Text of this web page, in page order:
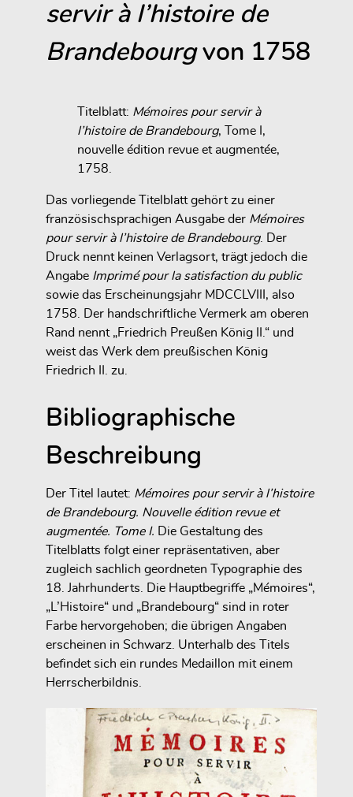
servir à l’histoire de
Brandebourgvon 1758
Titelblatt: Mémoires pour servir à
l’histoire de Brandebourg, Tome I,
nouvelle édition revue et augmentée,
1758.
Das vorliegende Titelblatt gehört zu einer
französischsprachigen Ausgabe der Mémoires
pour servir à l’histoire de Brandebourg. Der
Druck nennt keinen Verlagsort, trägt jedoch die
Angabe Imprimé pour la satisfaction du public
sowie das Erscheinungsjahr MDCCLVIII, also
1758. Der handschriftliche Vermerk am oberen
Rand nennt „Friedrich Preußen König II.“ und
weist das Werk dem preußischen König
Friedrich II. zu.
Bibliographische
Beschreibung
Der Titel lautet: Mémoires pour servir à l’histoire
de Brandebourg. Nouvelle édition revue et
augmentée. Tome I. Die Gestaltung des
Titelblatts folgt einer repräsentativen, aber
zugleich sachlich geordneten Typographie des
18. Jahrhunderts. Die Hauptbegriffe „Mémoires“,
„L’Histoire“ und „Brandebourg“ sind in roter
Farbe hervorgehoben; die übrigen Angaben
erscheinen in Schwarz. Unterhalb des Titels
befindet sich ein rundes Medaillon mit einem
Herrscherbildnis.